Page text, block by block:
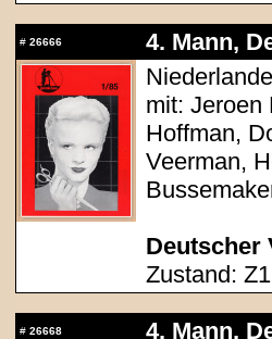
# 26666
4. Mann,
mit: Jeroen
Hoffman,
Veerman,
Deutscher
Zustand: Z1
# 26668 4. Mann,